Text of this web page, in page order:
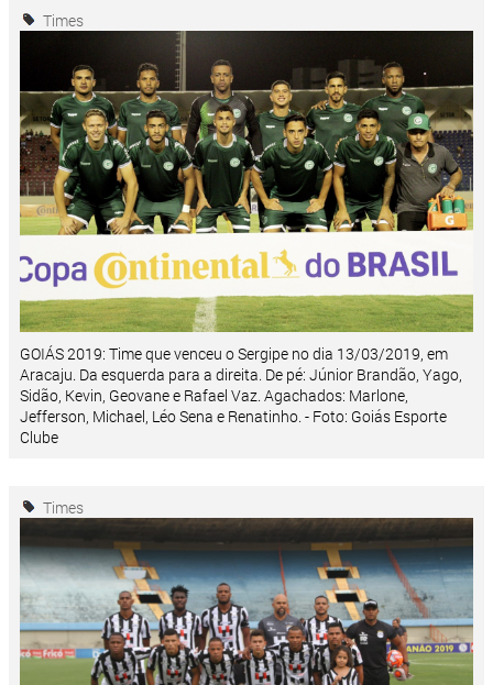
Times
GOIÁS 2019: Time que venceu o Sergipe no dia 13/03/2019, em
Aracaju. Da esquerda para a direita. De pé: Júnior Brandão, Yago,
Sidão, Kevin, Geovane e Rafael Vaz. Agachados: Marlone,
Jefferson, Michael, Léo Sena e Renatinho. - Foto: Goiás Esporte
Clube
Times